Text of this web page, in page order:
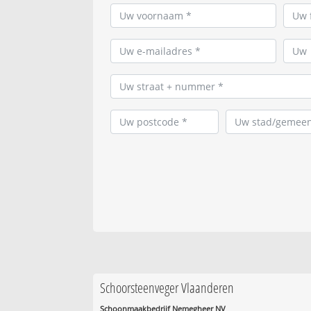
Schoorsteenveger Vlaanderen
Schoonmaakbedrijf Nemegheer NV